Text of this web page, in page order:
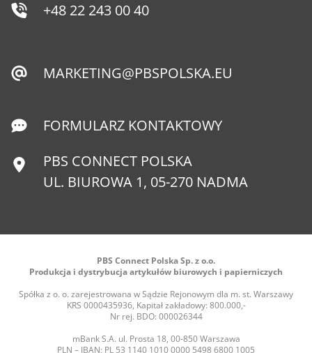
+48 22 243 00 40
MARKETING@PBSPOLSKA.EU
FORMULARZ KONTAKTOWY
PBS CONNECT POLSKA
UL. BIUROWA 1, 05-270 NADMA
PBS Connect Polska Sp. z o.o.
Produkcja i dystrybucja artykułów biurowych i papierniczych
Spółka z o. o. zarejestrowana w Sądzie Rejonowym dla m. st. Warszawy
KRS 0000435936, Kapitał zakładowy: 800.000,-
Nr rej. BDO: 000026344
mBank S.A. ul. Prosta 18, 00-850 Warszawa
PLN – IBAN: PL 53 1140 1010 0000 5498 6800 1005